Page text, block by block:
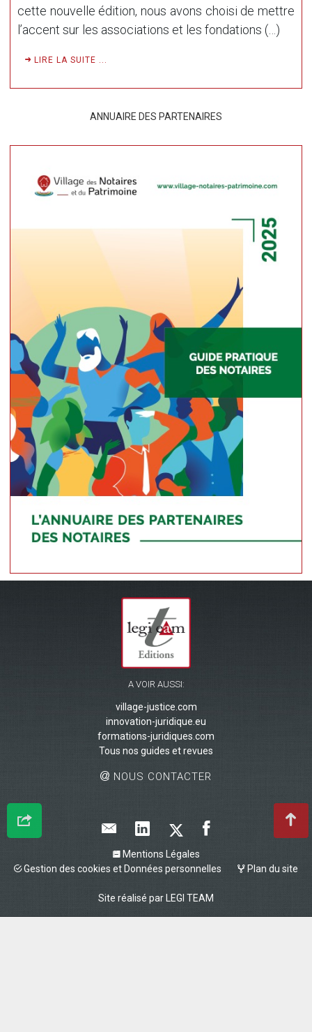
cette nouvelle édition, nous avons choisi de mettre
l’accent sur les associations et les fondations (…)
LIRE LA SUITE ...
ANNUAIRE DES PARTENAIRES
A VOIR AUSSI:
village-justice.com
innovation-juridique.eu
formations-juridiques.com
Tous nos guides et revues
NOUS CONTACTER
Mentions Légales
Gestion des cookies et Données personnelles
Plan du site
Site réalisé par LEGI TEAM